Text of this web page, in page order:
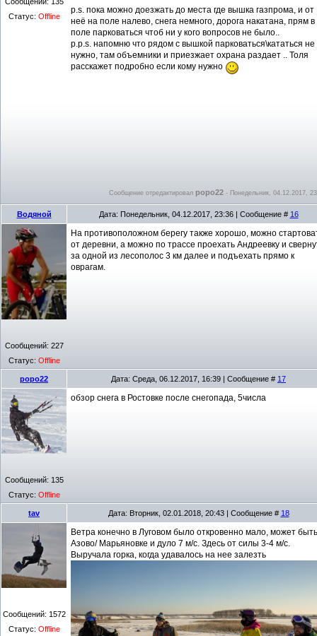
Статус: Offline
p.s. пока можно доезжать до места где вышка газпрома, и от
неё на поле налево, снега немного, дорога накатана, прям в
поле парковаться чтоб ни у кого вопросов не было..
p.p.s. напомню что рядом с вышкой парковаться\кататься не
нужно, там объемники и приезжает охрана раздает .. Толя
расскажет подробно если кому нужно
Сообщение отредактировал popo22 - Понедельник, 04.12.2017,
Водяной Дата: Понедельник, 04.12.2017, 23:36 | Сообщение # 16
Сообщений: 227
Статус: Offline
На противоположном берегу также хорошо, можно
от деревни, а можно по трассе проехать Андреевку и
за одной из лесополос 3 км далее и подъехать прямо к
оврагам.
popo22 Дата: Среда, 06.12.2017, 16:39 | Сообщение # 17
Сообщений: 135
Статус: Offline
обзор снега в Ростовке после снегопада, 5числа
tav Дата: Вторник, 02.01.2018, 20:43 | Сообщение # 18
Сообщений: 1572
Статус: Offline
Ветра конечно в Луговом было откровенно мало, может
Азово/ Марьяновке и дуло 7 м/с. Здесь от силы 3-4 м/с.
Выручала горка, когда удавалось на нее залезть